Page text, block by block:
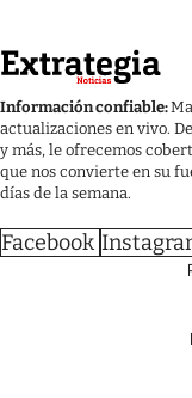
Información confiable:
actualizaciones en vivo.
y más, le ofrecemos
que nos convierte en su
días de la semana.
Facebook